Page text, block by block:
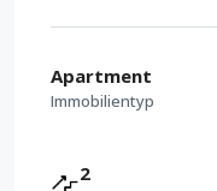
Apartment
Immobilientyp
2